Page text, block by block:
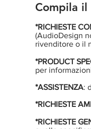
Compila
*RICHIESTE
(AudioDesign
rivenditore o il
*PRODUCT
per
*ASSISTENZA:
*RICHIESTE
*RICHIESTE